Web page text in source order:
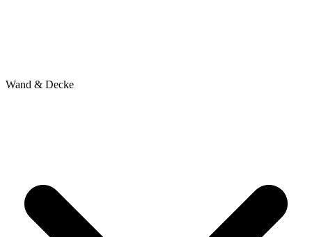
Wand & Decke